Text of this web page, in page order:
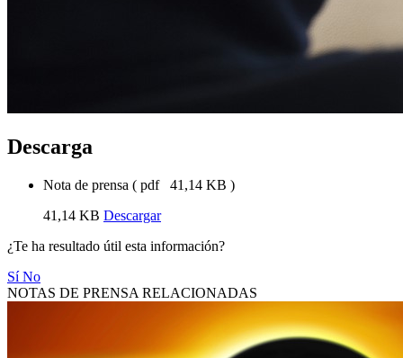
Descarga
Nota de prensa ( pdf 41,14 KB )
41,14 KB Descargar
¿Te ha resultado útil esta información?
SíNo
NOTAS DE PRENSA RELACIONADAS